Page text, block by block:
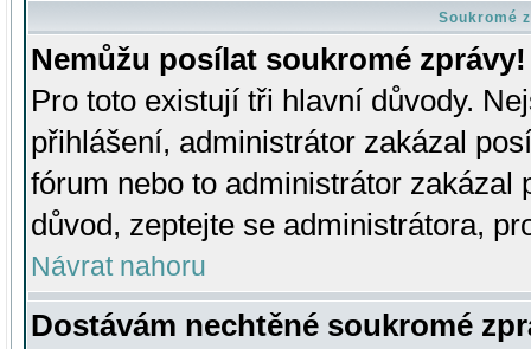
Soukromé
Nemůžu posílat soukromé zprávy!
Pro toto existují tři hlavní důvody.
přihlášení, administrátor zakázal
fórum nebo to administrátor zakázal
důvod, zeptejte se administrátora,
Návrat nahoru
Dostávám nechtěné soukromé